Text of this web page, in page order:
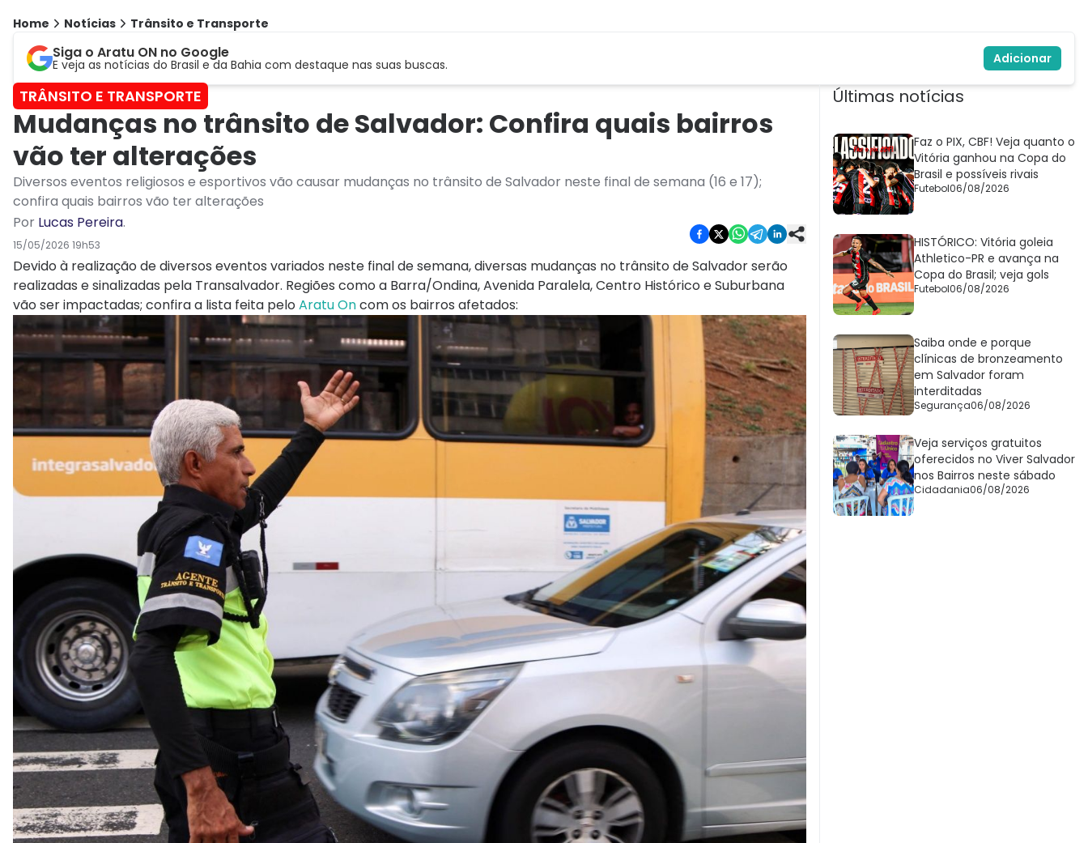
Home Notícias Trânsito e Transporte
Siga o Aratu ON no Google
E veja as notícias do Brasil e da Bahia com destaque nas suas buscas. Adicionar
TRÂNSITO E TRANSPORTE
Mudanças no trânsito de Salvador: Confira quais bairros
vão ter alterações
Diversos eventos religiosos e esportivos vão causar mudanças no trânsito de Salvador neste final de semana (16 e 17);
confira quais bairros vão ter alterações
Por Lucas Pereira.
15/05/2026 19h53
Devido à realização de diversos eventos variados neste final de semana, diversas mudanças no trânsito de Salvador serão
realizadas e sinalizadas pela Transalvador. Regiões como a Barra/Ondina, Avenida Paralela, Centro Histórico e Suburbana
vão ser impactadas; confira a lista feita pelo Aratu Oncom os bairros afetados:
Últimas notícias
Faz o PIX, CBF! Veja quanto o
Vitória ganhou na Copa do
Brasil e possíveis rivais
Futebol06/08/2026
HISTÓRICO: Vitória goleia
Athletico-PR e avança na
Copa do Brasil; veja gols
Futebol06/08/2026
Saiba onde e porque
clínicas de bronzeamento
em Salvador foram
interditadas
Segurança06/08/2026
Veja serviços gratuitos
oferecidos no Viver Salvador
nos Bairros neste sábado
Cidadania06/08/2026